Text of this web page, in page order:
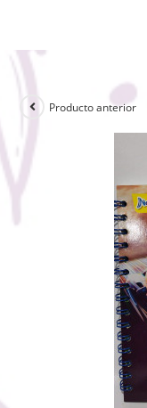
Producto anterior